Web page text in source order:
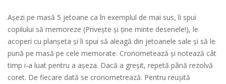
Așezi pe masă 5 jetoane ca în exemplul de mai sus, îi spui
copilului să memoreze (Privește și ține minte desenele!), le
acoperi cu planșeta și îi spui să aleagă din jetoanele sale și să le
pună pe masă pe cele memorate. Cronometează și notează cât
timp i-a luat pentru a așeza. Dacă a greșit, repetă până rezolvă
coret. De fiecare dată se cronometrează. Pentru reușită